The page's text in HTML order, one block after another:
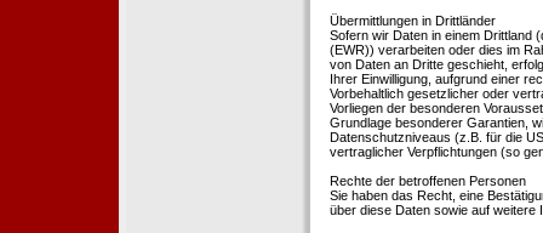
Übermittlungen in Drittländer
Sofern wir Daten in einem Drittland
(EWR)) verarbeiten oder dies im
von Daten an Dritte geschieht,
Ihrer Einwilligung, aufgrund einer
Vorbehaltlich gesetzlicher oder
Vorliegen der besonderen
Grundlage besonderer Garantien,
Datenschutzniveaus (z.B. für die
vertraglicher Verpflichtungen (so
Rechte der betroffenen Personen
Sie haben das Recht, eine
über diese Daten sowie auf weitere